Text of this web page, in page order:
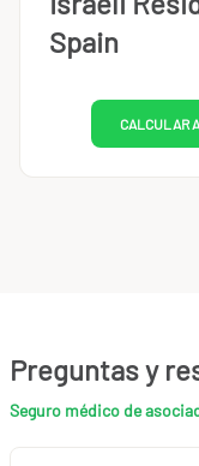
Preguntas y
Seguro médico de
Spain
CALCULAR